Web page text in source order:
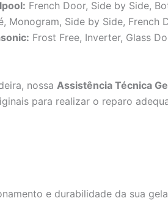
French Door, Side by Side,
Monogram, Side by Side, French
Frost Free, Inverter, Glass
nossa Assistência Técnica
para realizar o reparo
e durabilidade da sua